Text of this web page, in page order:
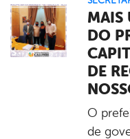
MAIS
DO
DE
O
de